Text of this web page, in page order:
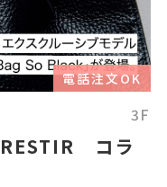
電話注文OK
3F
コラ